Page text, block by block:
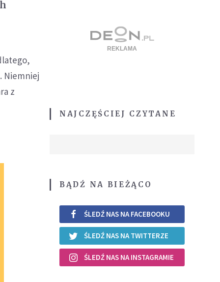
Niemniej
z
NAJCZĘŚCIEJ CZYTANE
BĄDŹ NA BIEŻĄCO
ŚLEDŹ NAS NA FACEBOOKU
ŚLEDŹ NAS NA TWITTERZE
ŚLEDŹ NAS NA INSTAGRAMIE